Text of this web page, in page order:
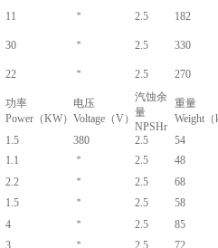
11 ＂ 2.5
182
30 ＂ 2.5
330
22 ＂ 2.5 270
功率
Power（KW）
电压
Voltage（V）
汽蚀余
量
NPSHr
重量
Weight
1.5 380 2.5
54
1.1 ＂ 2.5
48
2.2 ＂ 2.5
68
1.5 ＂ 2.5
58
4 ＂ 2.5
85
3 ＂ 2.5
72